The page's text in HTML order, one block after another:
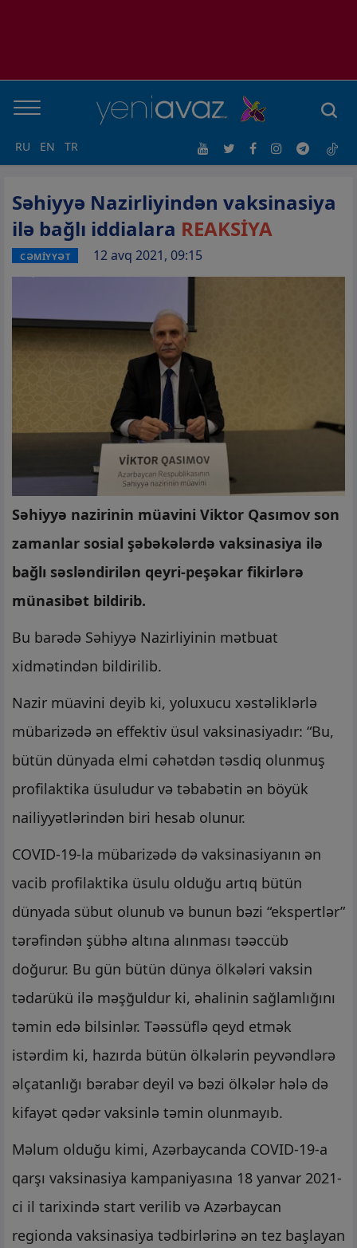
RU EN TR
Səhiyyə Nazirliyindən vaksinasiya
ilə bağlı iddialara REAKSİYA
CƏMİYYƏT 12 avq 2021, 09:15
Səhiyyə nazirinin müavini Viktor Qasımov son
zamanlar sosial şəbəkələrdə vaksinasiya ilə
bağlı səsləndirilən qeyri-peşəkar fikirlərə
münasibət bildirib.
Bu barədə Səhiyyə Nazirliyinin mətbuat
xidmətindən bildirilib.
Nazir müavini deyib ki, yoluxucu xəstəliklərlə
mübarizədə ən effektiv üsul vaksinasiyadır: “Bu,
bütün dünyada elmi cəhətdən təsdiq olunmuş
profilaktika üsuludur və təbabətin ən böyük
nailiyyətlərindən biri hesab olunur.
COVID-19-la mübarizədə də vaksinasiyanın ən
vacib profilaktika üsulu olduğu artıq bütün
dünyada sübut olunub və bunun bəzi “ekspertlər”
tərəfindən şübhə altına alınması təəccüb
doğurur. Bu gün bütün dünya ölkələri vaksin
tədarükü ilə məşğuldur ki, əhalinin sağlamlığını
təmin edə bilsinlər. Təəssüflə qeyd etmək
istərdim ki, hazırda bütün ölkələrin peyvəndlərə
əlçatanlığı bərabər deyil və bəzi ölkələr hələ də
kifayət qədər vaksinlə təmin olunmayıb.
Məlum olduğu kimi, Azərbaycanda COVID-19-a
qarşı vaksinasiya kampaniyasına 18 yanvar 2021-
ci il tarixində start verilib və Azərbaycan
regionda vaksinasiya tədbirlərinə ən tez başlayan